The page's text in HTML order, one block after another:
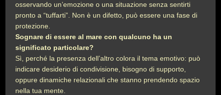
osservando un’emozione o una situazione senza sentirti
pronto a “tuffarti”. Non è un difetto, può essere una fase di
protezione.
Sognare di essere al mare con qualcuno ha un
significato particolare?
Sì, perché la presenza dell’altro colora il tema emotivo: può
indicare desiderio di condivisione, bisogno di supporto,
oppure dinamiche relazionali che stanno prendendo spazio
nella tua mente.